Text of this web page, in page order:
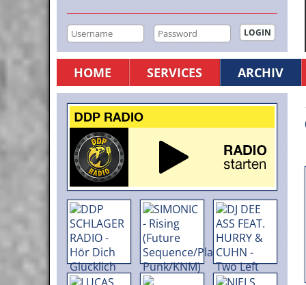
HOME SERVICES ARCHIV